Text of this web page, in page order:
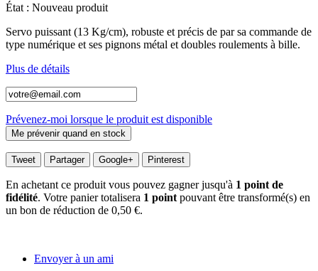
État : Nouveau produit
Servo puissant (13 Kg/cm), robuste et précis de par sa commande de
type numérique et ses pignons métal et doubles roulements à bille.
Plus de détails
Prévenez-moi lorsque le produit est disponible
Tweet Partager Google+ Pinterest
En achetant ce produit vous pouvez gagner jusqu'à 1 point de
fidélité. Votre panier totalisera 1 point pouvant être transformé(s) en
un bon de réduction de 0,50 €.
Envoyer à un ami